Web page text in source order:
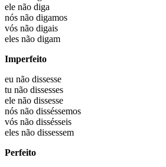
ele não diga
nós não digamos
vós não digais
eles não digam
Imperfeito
eu não dissesse
tu não dissesses
ele não dissesse
nós não disséssemos
vós não dissésseis
eles não dissessem
Perfeito